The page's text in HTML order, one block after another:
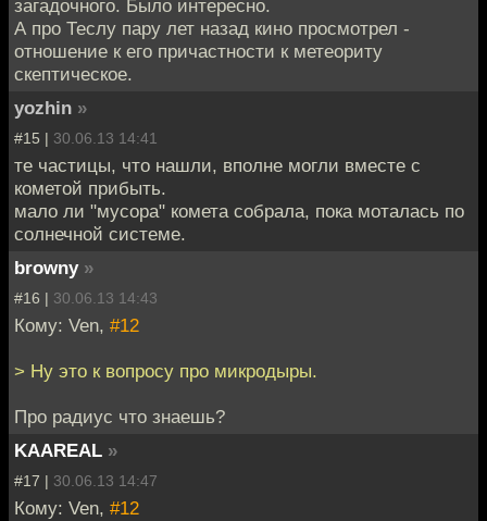
загадочного. Было интересно.
А про Теслу пару лет назад кино просмотрел -
отношение к его причастности к метеориту
скептическое.
yozhin »
#15 | 30.06.13 14:41
те частицы, что нашли, вполне могли вместе с
кометой прибыть.
мало ли "мусора" комета собрала, пока моталась по
солнечной системе.
browny »
#16 | 30.06.13 14:43
Кому: Ven, #12
> Ну это к вопросу про микродыры.
Про радиус что знаешь?
KAAREAL »
#17 | 30.06.13 14:47
Кому: Ven, #12